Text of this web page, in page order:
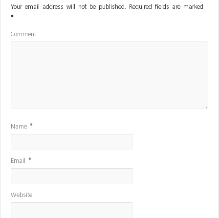
Your email address will not be published. Required fields are marked
*
Comment
Name*
Email*
Website